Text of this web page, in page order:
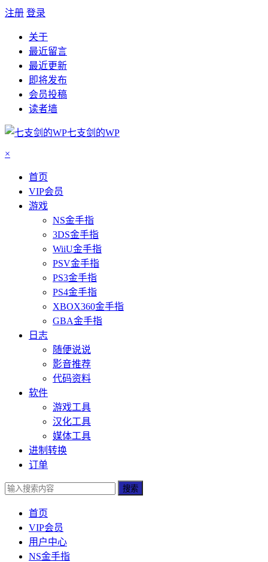
注册 登录
关于
最近留言
最近更新
即将发布
会员投稿
读者墙
七支剑的WP
×
首页
VIP会员
游戏
NS金手指
3DS金手指
WiiU金手指
PSV金手指
PS3金手指
PS4金手指
XBOX360金手指
GBA金手指
日志
随便说说
影音推荐
代码资料
软件
游戏工具
汉化工具
媒体工具
进制转换
订单
搜索
首页
VIP会员
用户中心
NS金手指